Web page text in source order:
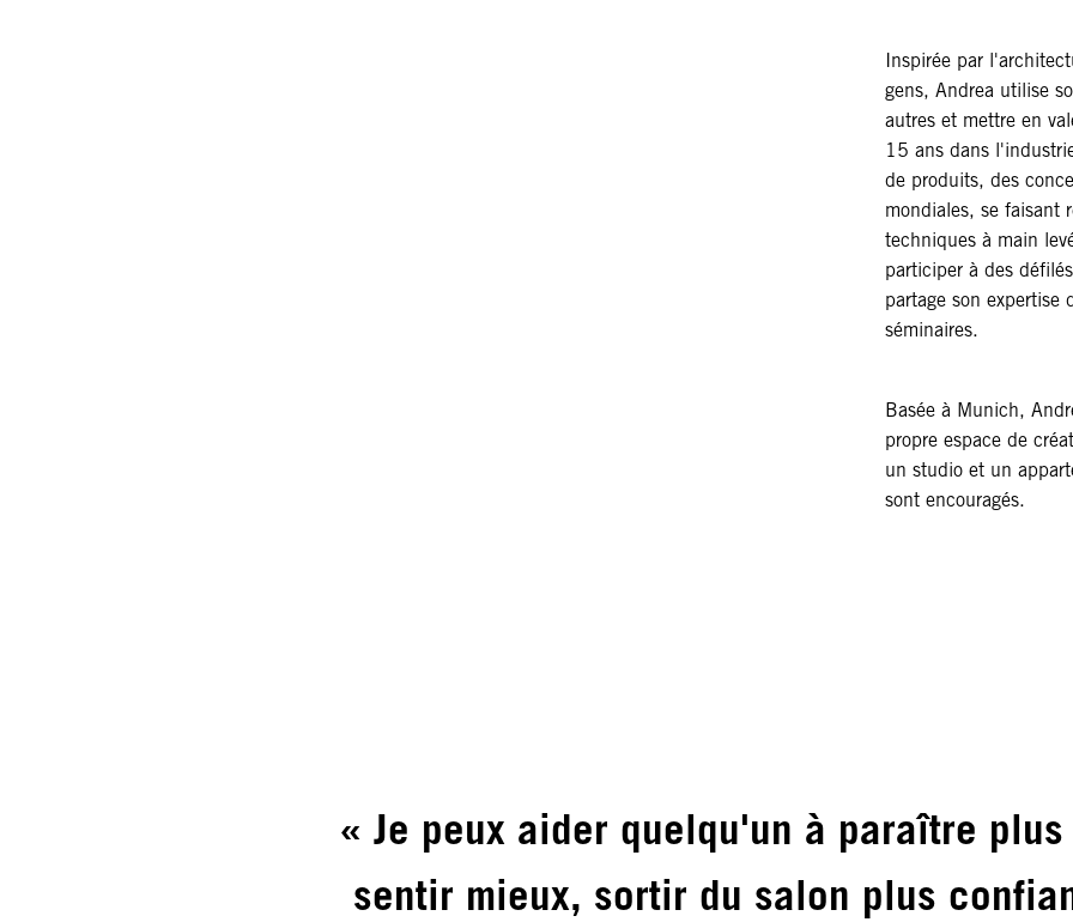
Inspirée par
gens, Andrea utilise
autres et mettre en
15 ans dans
de produits, des
mondiales, se faisant
techniques à main
participer à des
partage son expertise
séminaires.
Basée à Munich,
propre espace de
un studio et un
sont encouragés.
« Je peux aider quelqu'un à paraître
sentir mieux, sortir du salon plus